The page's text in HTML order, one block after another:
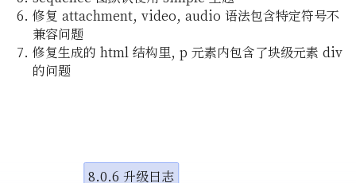
修复 attachment, video, audio 语法包含特定符号不
兼容问题
修复生成的 html 结构里, p 元素内包含了块级元素 div
的问题
8.0.6 升级日志